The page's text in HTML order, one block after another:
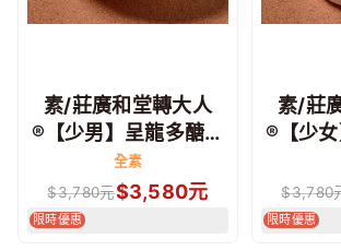
素/莊廣和堂轉大人
®【少男】呈龍多醣草
本燉湯
全素
$3,780元$3,580元
限時優惠
素/莊
®【少
$3,780
限時優惠